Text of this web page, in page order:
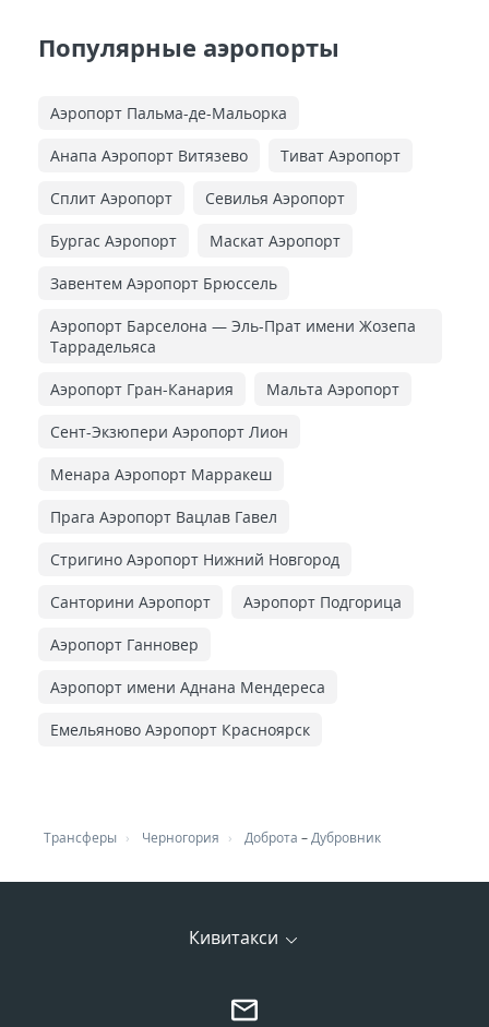
Популярные аэропорты
Аэропорт Пальма-де-Мальорка
Анапа Аэропорт Витязево Тиват Аэропорт
Сплит Аэропорт Севилья Аэропорт
Бургас Аэропорт Маскат Аэропорт
Завентем Аэропорт Брюссель
Аэропорт Барселона — Эль-Прат имени Жозепа
Таррадельяса
Аэропорт Гран-Канария Мальта Аэропорт
Сент-Экзюпери Аэропорт Лион
Менара Аэропорт Марракеш
Прага Аэропорт Вацлав Гавел
Стригино Аэропорт Нижний Новгород
Санторини Аэропорт Аэропорт Подгорица
Аэропорт Ганновер
Аэропорт имени Аднана Мендереса
Емельяново Аэропорт Красноярск
Трансферы Черногория Доброта –Дубровник
Кивитакси